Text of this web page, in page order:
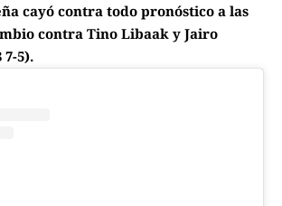
cayó contra todo pronóstico a las
contra Tino Libaak y Jairo
7-5).